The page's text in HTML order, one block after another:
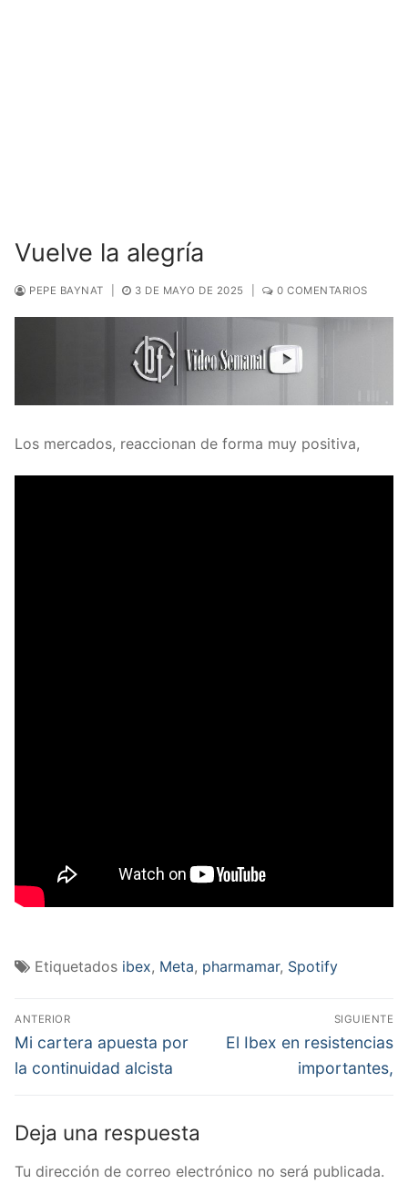
Vuelve la alegría
PEPE BAYNAT 3 DE MAYO DE 2025 0 COMENTARIOS
Los mercados, reaccionan de forma muy positiva,
Etiquetados ibex, Meta, pharmamar, Spotify
Navegación
de
entradas
ANTERIOR
Entrada
anterior:
Mi cartera apuesta por
la continuidad alcista
SIGUIENTE
Entrada
El Ibex en resistencias
importantes,
Deja una respuesta
Tu dirección de correo electrónico no será publicada.